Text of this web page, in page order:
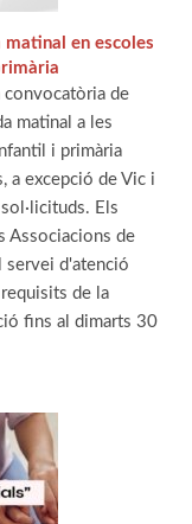
en escoles
convocatòria de
matinal a les
i primària
a excepció de Vic i
Els
Associacions de
servei d'atenció
de la
fins al dimarts 30